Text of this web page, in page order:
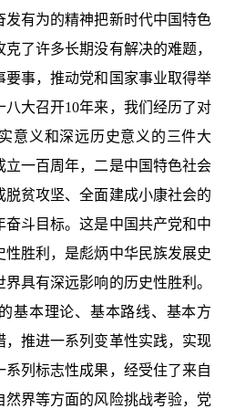
发有为的精神把新时代中国特色
了许多长期没有解决的难题，
要事，推动党和国家事业取得举
大召开10年来，我们经历了对
意义和深远历史意义的三件大
一百周年，二是中国特色社会
贫攻坚、全面建成小康社会的
斗目标。这是中国共产党和中
性胜利，是彪炳中华民族发展史
具有深远影响的历史性胜利。
基本理论、基本路线、基本方
，推进一系列变革性实践，实现
列标志性成果，经受住了来自
界等方面的风险挑战考验，党